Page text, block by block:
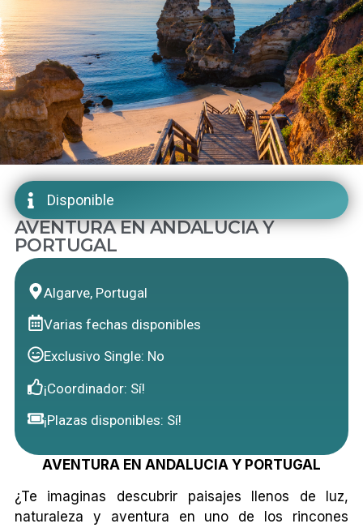
Disponible
AVENTURA EN ANDALUCIA Y
PORTUGAL
Algarve, Portugal
Varias fechas disponibles
Exclusivo Single: No
¡Coordinador: Sí!
¡Plazas disponibles: Sí!
AVENTURA EN ANDALUCIA Y PORTUGAL
¿Te imaginas descubrir paisajes llenos de luz,
naturaleza y aventura en uno de los rincones